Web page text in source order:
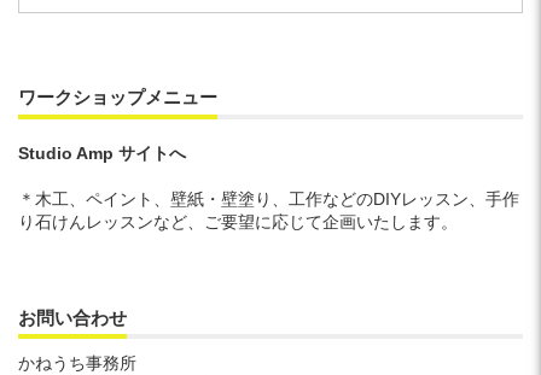
カ
ワークショップメニュー
Studio Amp サイトへ
＊木工、ペイント、壁紙・壁塗り、工作などのDIYレッスン、手作
り石けんレッスンなど、ご要望に応じて企画いたします。
お問い合わせ
かねうち事務所